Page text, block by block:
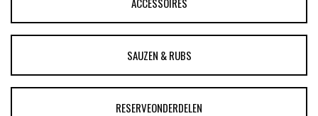
SAUZEN & RUBS
RESERVEONDERDELEN